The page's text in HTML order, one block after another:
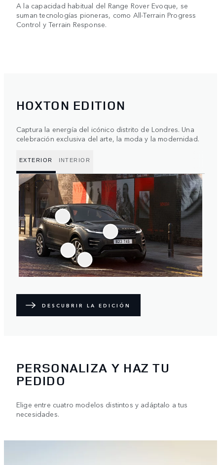
A la capacidad habitual del Range Rover Evoque, se
suman tecnologías pioneras, como All-Terrain Progress
Control y Terrain Response.
HOXTON EDITION
Captura la energía del icónico distrito de Londres. Una
celebración exclusiva del arte, la moda y la modernidad.
EXTERIOR INTERIOR
DESCUBRIR LA EDICIÓN
PERSONALIZA Y HAZ TU
PEDIDO
Elige entre cuatro modelos distintos y adáptalo a tus
necesidades.